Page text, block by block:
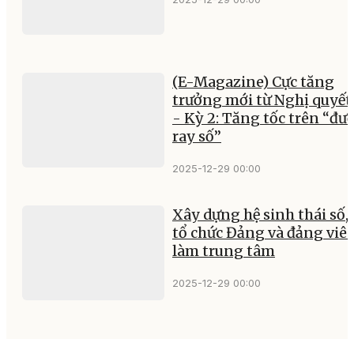
(E-Magazine) Cực tăng
trưởng mới từ Nghị quyết
- Kỳ 2: Tăng tốc trên
ray số”
2025-12-29 00:00
Xây dựng hệ sinh thái số,
tổ chức Đảng và đảng
làm trung tâm
2025-12-29 00:00